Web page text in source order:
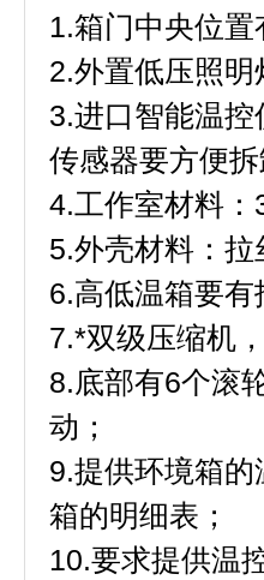
1.箱门中央位
2.外置低压照明
3.进口智能温
传感器要方便
4.工作室材料
5.外壳材料：
6.高低温箱要
7.*双级压缩机
8.底部有6个滚
动；
9.提供环境箱
箱的明细表；
10.要求提供温